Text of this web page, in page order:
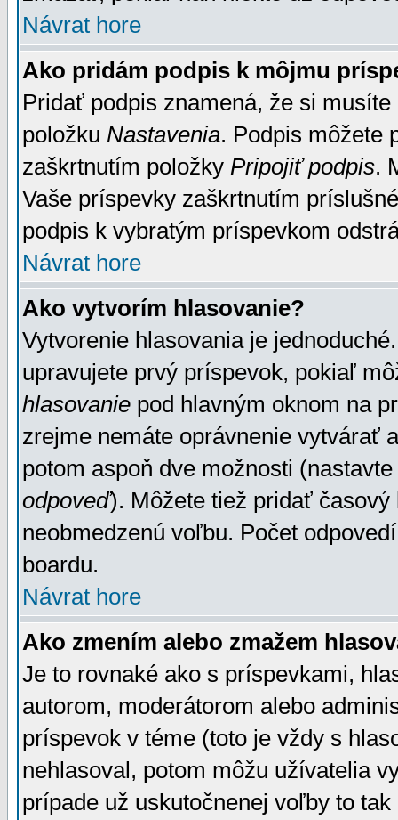
Návrat hore
Ako pridám podpis k môjmu
Pridať podpis znamená, že si
položku Nastavenia. Podpis môžete
zaškrtnutím položky Pripojiť podpis.
Vaše príspevky zaškrtnutím
podpis k vybratým príspevkom
Návrat hore
Ako vytvorím hlasovanie?
Vytvorenie hlasovania je
upravujete prvý príspevok, pokiaľ
hlasovanie pod hlavným oknom na
zrejme nemáte oprávnenie vytvárať
potom aspoň dve možnosti
odpoveď). Môžete tiež pridať
neobmedzenú voľbu. Počet
boardu.
Návrat hore
Ako zmením alebo zmažem
Je to rovnaké ako s príspevkami,
autorom, moderátorom alebo
príspevok v téme (toto je vždy s
nehlasoval, potom môžu užívatelia
prípade už uskutočnenej voľby to